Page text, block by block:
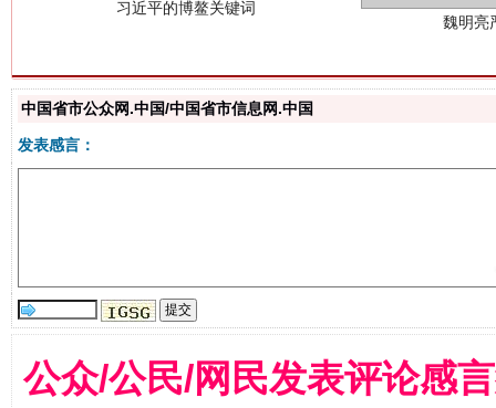
生
中国省市公众网.中国/中国省市信息网.中国
发表感言：
公众/公民/网民发表评论感